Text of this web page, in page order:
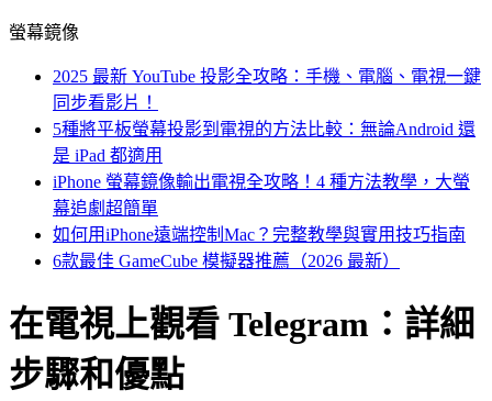
螢幕鏡像
2025 最新 YouTube 投影全攻略：手機、電腦、電視一鍵
同步看影片！
5種將平板螢幕投影到電視的方法比較：無論Android 還
是 iPad 都適用
iPhone 螢幕鏡像輸出電視全攻略！4 種方法教學，大螢
幕追劇超簡單
如何用iPhone遠端控制Mac？完整教學與實用技巧指南
6款最佳 GameCube 模擬器推薦（2026 最新）
在電視上觀看 Telegram：詳細
步驟和優點